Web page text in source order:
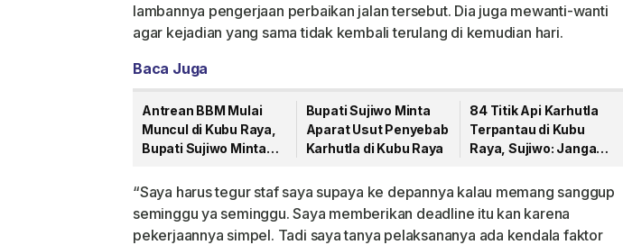
lambannya pengerjaan perbaikan jalan tersebut. Dia juga mewanti-wanti
agar kejadian yang sama tidak kembali terulang di kemudian hari.
Baca Juga
Antrean BBM Mulai
Muncul di Kubu Raya,
Bupati Sujiwo Minta
Antisipasi
Bupati Sujiwo Minta
Aparat Usut Penyebab
Karhutla di Kubu Raya
84 Titik Api Karhutla
Terpantau di Kubu
Raya, Sujiwo: Jangan
dengan Alasan Apa
Pun
“Saya harus tegur staf saya supaya ke depannya kalau memang sanggup
seminggu ya seminggu. Saya memberikan deadline itu kan karena
pekerjaannya simpel. Tadi saya tanya pelaksananya ada kendala faktor